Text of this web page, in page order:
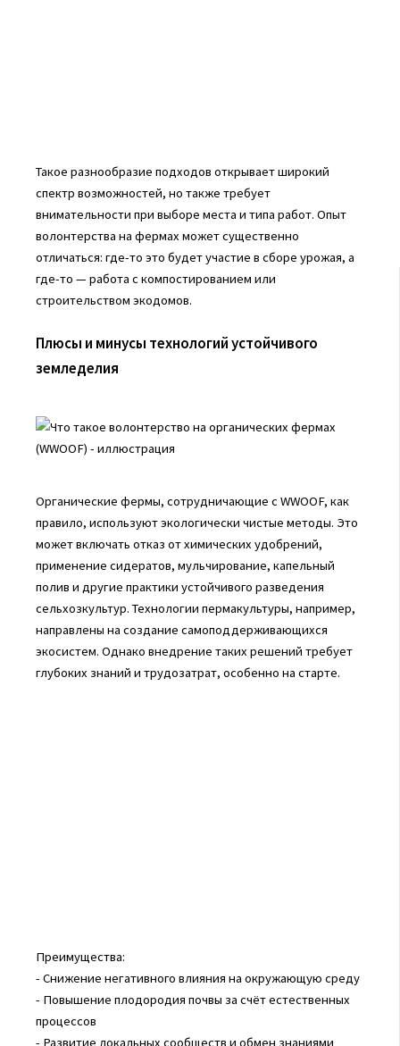
Такое разнообразие подходов открывает широкий
спектр возможностей, но также требует
внимательности при выборе места и типа работ. Опыт
волонтерства на фермах может существенно
отличаться: где-то это будет участие в сборе урожая, а
где-то — работа с компостированием или
строительством экодомов.
Плюсы и минусы технологий устойчивого
земледелия
Органические фермы, сотрудничающие с WWOOF, как
правило, используют экологически чистые методы. Это
может включать отказ от химических удобрений,
применение сидератов, мульчирование, капельный
полив и другие практики устойчивого разведения
сельхозкультур. Технологии пермакультуры, например,
направлены на создание самоподдерживающихся
экосистем. Однако внедрение таких решений требует
глубоких знаний и трудозатрат, особенно на старте.
Преимущества:
- Снижение негативного влияния на окружающую среду
- Повышение плодородия почвы за счёт естественных
процессов
- Развитие локальных сообществ и обмен знаниями